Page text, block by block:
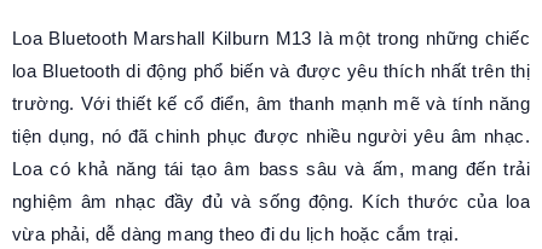
Loa Bluetooth Marshall Kilburn M13 là một trong những chiếc
loa Bluetooth di động phổ biến và được yêu thích nhất trên thị
trường. Với thiết kế cổ điển, âm thanh mạnh mẽ và tính năng
tiện dụng, nó đã chinh phục được nhiều người yêu âm nhạc.
Loa có khả năng tái tạo âm bass sâu và ấm, mang đến trải
nghiệm âm nhạc đầy đủ và sống động. Kích thước của loa
vừa phải, dễ dàng mang theo đi du lịch hoặc cắm trại.